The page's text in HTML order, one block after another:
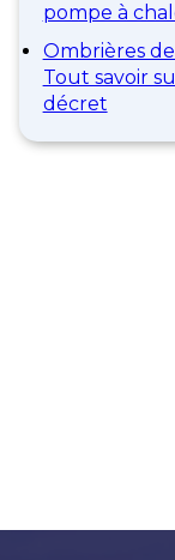
pompe à
Ombrières
Tout savoir
décret